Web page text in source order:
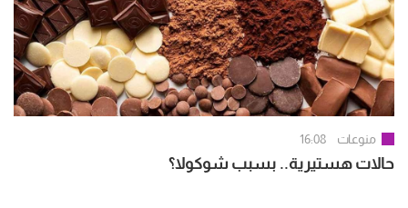
منوعات 16:08
حالات هستيرية.. بسبب شوكولا؟